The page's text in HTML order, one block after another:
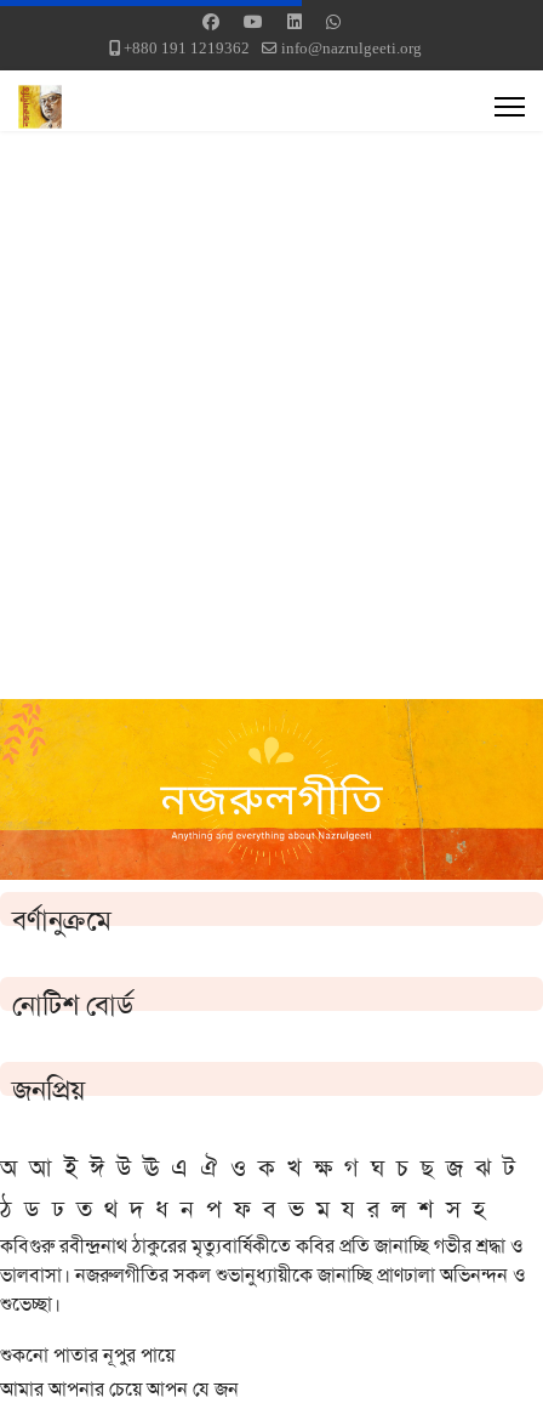
+880 191 1219362 info@nazrulgeeti.org
বর্ণানুক্রমে
নোটিশ বোর্ড
জনপ্রিয়
অ আ ই ঈ উ ঊ এ ঐ ও ক খ ক্ষ গ ঘ চ ছ জ ঝ ট
ঠ ড ঢ ত থ দ ধ ন প ফ ব ভ ম য র ল শ স হ
কবিগুরু রবীন্দ্রনাথ ঠাকুরের মৃত্যুবার্ষিকীতে কবির প্রতি জানাচ্ছি গভীর শ্রদ্ধা ও
ভালবাসা। নজরুলগীতির সকল শুভানুধ্যায়ীকে জানাচ্ছি প্রাণঢালা অভিনন্দন ও
শুভেচ্ছা।
শুকনো পাতার নূপুর পায়ে
আমার আপনার চেয়ে আপন যে জন